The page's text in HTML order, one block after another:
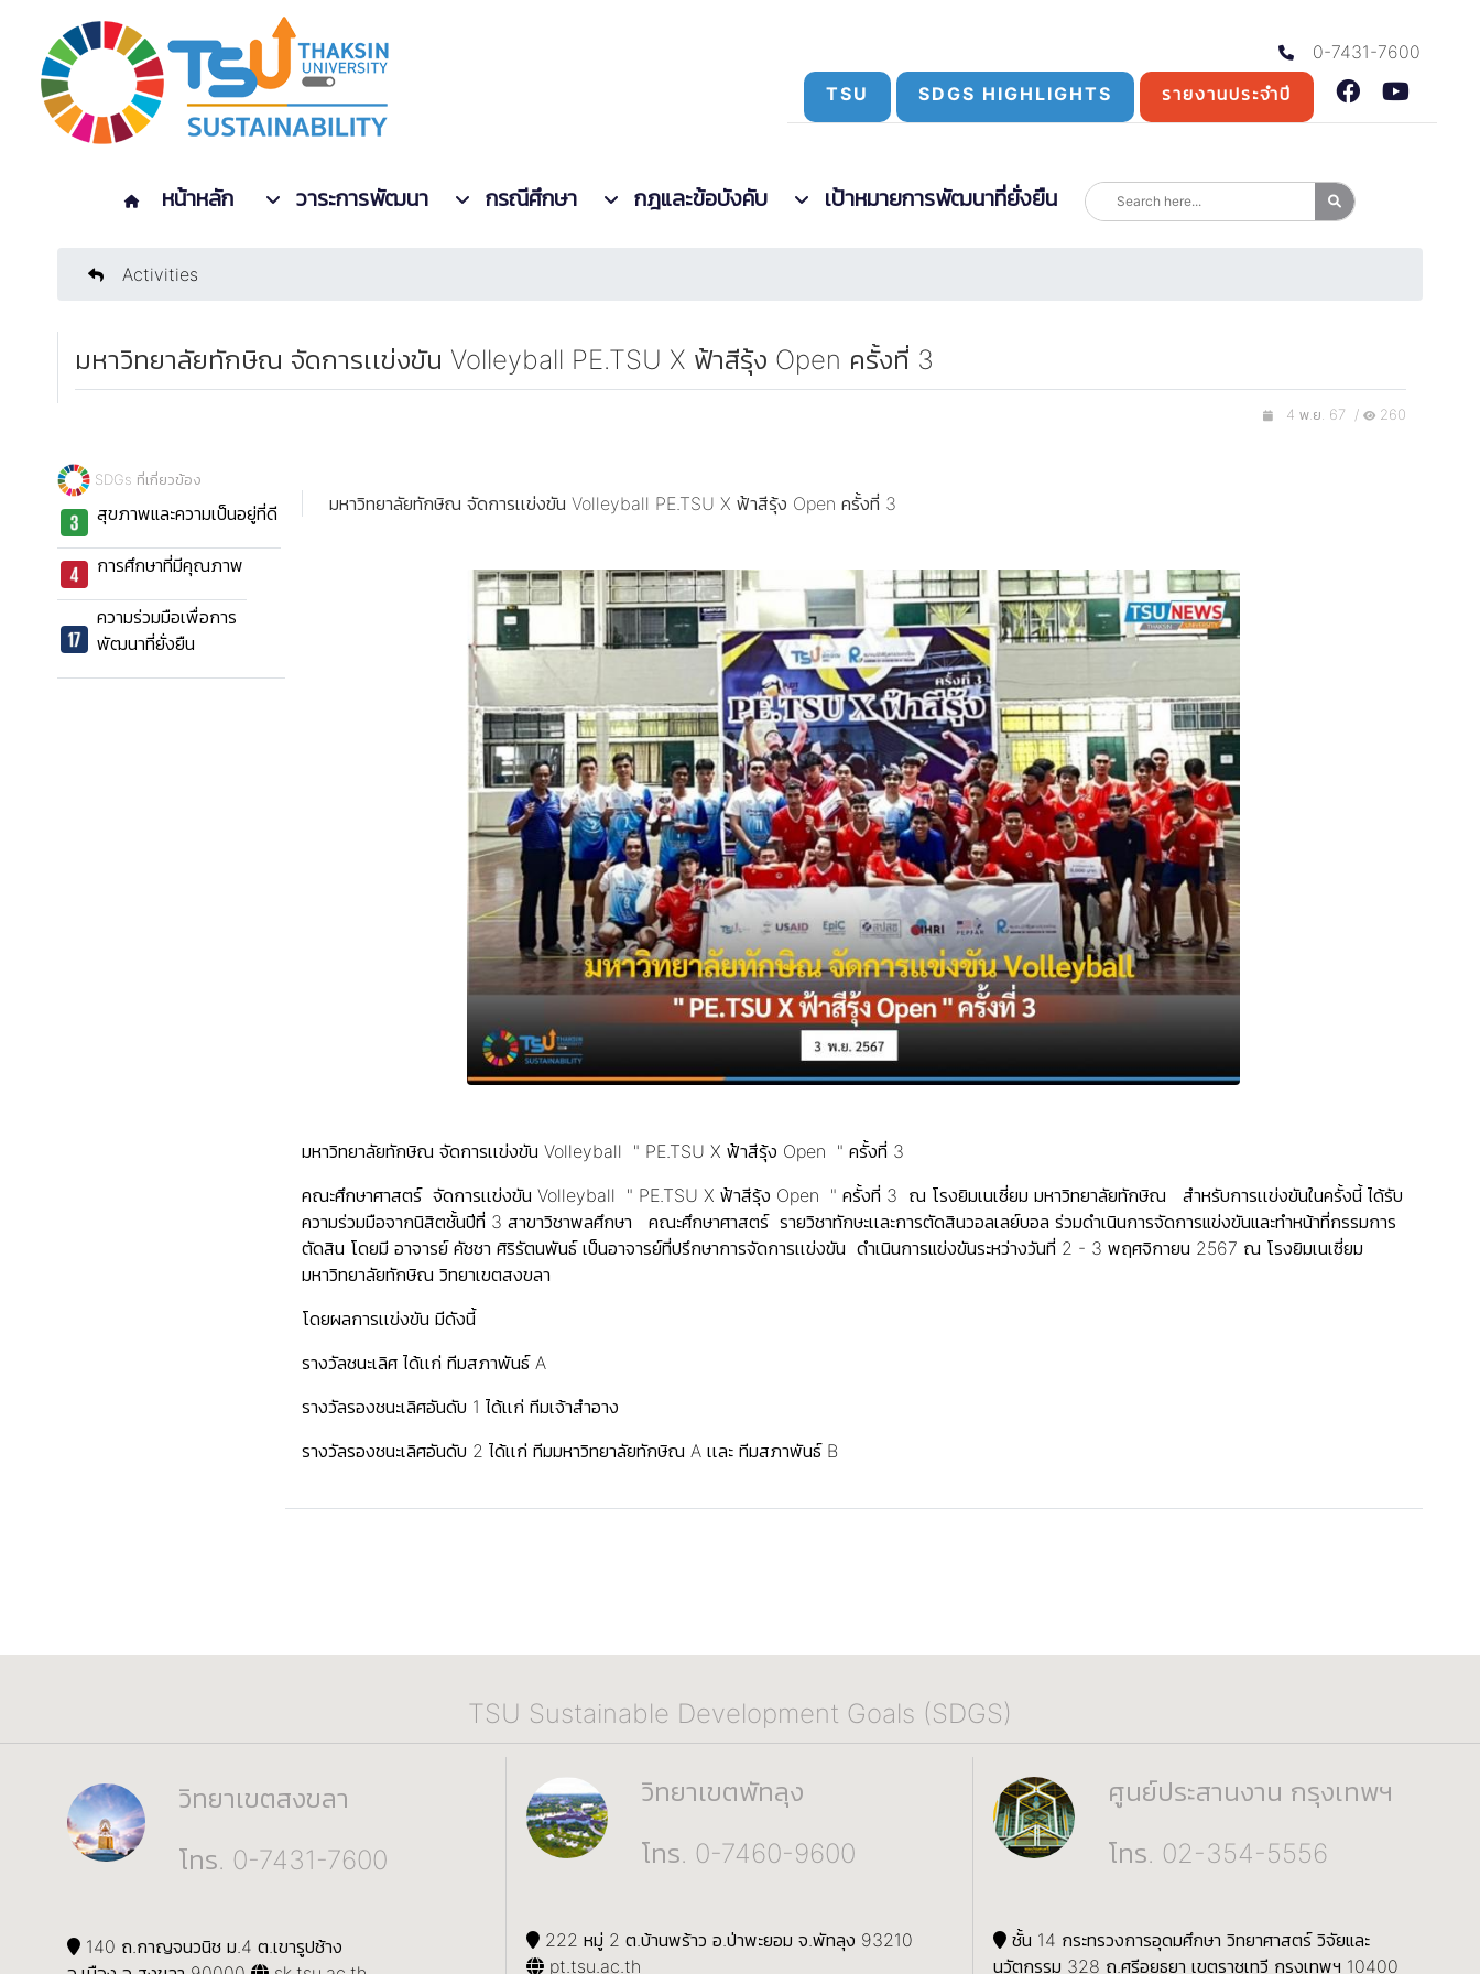
0-7431-7600
TSU
SDGS HIGHLIGHTS รายงานประจำปี
หน้าหลัก วาระการพัฒนา กรณีศึกษา กฎและข้อบังคับ เป้าหมายการพัฒนาที่ยั่งยืน
Activities
มหาวิทยาลัยทักษิณ จัดการเเข่งขัน Volleyball PE.TSU X ฟ้าสีรุ้ง Open ครั้งที่ 3
4 พ.ย. 67 / 260
SDGs ที่เกี่ยวข้อง
สุขภาพและความเป็นอยู่ที่ดี
การศึกษาที่มีคุณภาพ
ความร่วมมือเพื่อการ
พัฒนาที่ยั่งยืน
มหาวิทยาลัยทักษิณ จัดการเเข่งขัน Volleyball PE.TSU X ฟ้าสีรุ้ง Open ครั้งที่ 3
มหาวิทยาลัยทักษิณ จัดการเเข่งขัน Volleyball " PE.TSU X ฟ้าสีรุ้ง Open " ครั้งที่ 3
คณะศึกษาศาสตร์ จัดการเเข่งขัน Volleyball " PE.TSU X ฟ้าสีรุ้ง Open " ครั้งที่ 3 ณ โรงยิมเนเซี่ยม มหาวิทยาลัยทักษิณ สำหรับการเเข่งขันในครั้งนี้ ได้รับ
ความร่วมมือจากนิสิตชั้นปีที่ 3 สาขาวิชาพลศึกษา คณะศึกษาศาสตร์ รายวิชาทักษะเเละการตัดสินวอลเลย์บอล ร่วมดำเนินการจัดการแข่งขันและทำหน้าที่กรรมการ
ตัดสิน โดยมี อาจารย์ คัชชา ศิริรัตนพันธ์ เป็นอาจารย์ที่ปรึกษาการจัดการเเข่งขัน ดำเนินการแข่งขันระหว่างวันที่ 2 - 3 พฤศจิกายน 2567 ณ โรงยิมเนเซี่ยม
มหาวิทยาลัยทักษิณ วิทยาเขตสงขลา
โดยผลการเเข่งขัน มีดังนี้
รางวัลชนะเลิศ ได้เเก่ ทีมสภาพันธ์ A
รางวัลรองชนะเลิศอันดับ 1 ได้เเก่ ทีมเจ้าสำอาง
รางวัลรองชนะเลิศอันดับ 2 ได้เเก่ ทีมมหาวิทยาลัยทักษิณ A เเละ ทีมสภาพันธ์ B
TSU Sustainable Development Goals (SDGS)
วิทยาเขตสงขลา
โทร. 0-7431-7600
140 ถ.กาญจนวนิช ม.4 ต.เขารูปช้าง
วิทยาเขตพัทลุง
โทร. 0-7460-9600
222 หมู่ 2 ต.บ้านพร้าว อ.ป่าพะยอม จ.พัทลุง 93210
pt.tsu.ac.th
ศูนย์ประสานงาน กรุงเทพฯ
โทร. 02-354-5556
ชั้น 14 กระทรวงการอุดมศึกษา วิทยาศาสตร์ วิจัยและ
นวัตกรรม 328 ถ.ศรีอยุธยา เขตราชเทวี กรุงเทพฯ 10400